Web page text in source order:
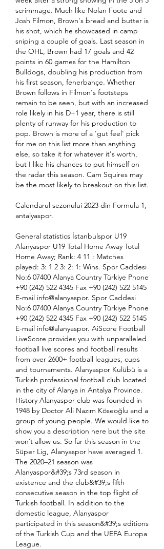
scrimmage. Much like Nolan Foote and
Josh Filmon, Brown's bread and butter is
his shot, which he showcased in camp
sniping a couple of goals. Last season in
the OHL, Brown had 17 goals and 42
points in 60 games for the Hamilton
Bulldogs, doubling his production from
his first season, fenerbahçe. Whether
Brown follows in Filmon's footsteps
remain to be seen, but with an increased
role likely in his D+1 year, there is still
plenty of runway for his production to
pop. Brown is more of a 'gut feel' pick
for me on this list more than anything
else, so take it for whatever it's worth,
but I like his chances to put himself on
the radar this season. Cam Squires may
be the most likely to breakout on this list.
Calendarul sezonului 2023 din Formula 1,
antalyaspor.
General statistics İstanbulspor U19
Alanyaspor U19 Total Home Away Total
Home Away; Rank: 4 11 : Matches
played: 3: 1 2 3: 2: 1: Wins. Spor Caddesi
No:6 07400 Alanya Country Türkiye Phone
+90 (242) 522 4345 Fax +90 (242) 522 5145
E-mail info@alanyaspor. Spor Caddesi
No:6 07400 Alanya Country Türkiye Phone
+90 (242) 522 4345 Fax +90 (242) 522 5145
E-mail info@alanyaspor. AiScore Football
LiveScore provides you with unparalleled
football live scores and football results
from over 2600+ football leagues, cups
and tournaments. Alanyaspor Kulübü is a
Turkish professional football club located
in the city of Alanya in Antalya Province.
History Alanyaspor club was founded in
1948 by Doctor Ali Nazım Köseoğlu and a
group of young people. We would like to
show you a description here but the site
won’t allow us. So far this season in the
Süper Lig, Alanyaspor have averaged 1.
The 2020–21 season was
Alanyaspor&#39;s 73rd season in
existence and the club&#39;s fifth
consecutive season in the top flight of
Turkish football. In addition to the
domestic league, Alanyaspor
participated in this season&#39;s editions
of the Turkish Cup and the UEFA Europa
League.